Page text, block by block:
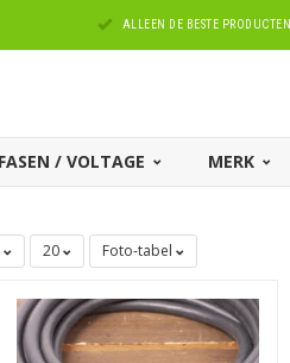
ALLEEN DE BESTE PRODUCTEN
FASEN / VOLTAGE MERK
20 Foto-tabel